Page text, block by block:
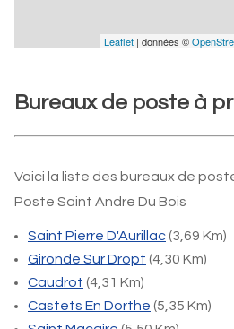
Leaflet | données ©
Bureaux de poste à
Voici la liste des bureaux de
Poste Saint Andre Du Bois
Saint Pierre D'Aurillac(3,69 Km)
Gironde Sur Dropt (4,30 Km)
Caudrot (4,31 Km)
Castets En Dorthe (5,35 Km)